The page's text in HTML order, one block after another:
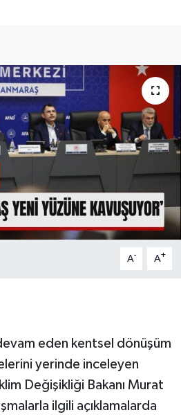
A- A+
eden kentsel dönüşüm
yerinde inceleyen
Değişikliği Bakanı Murat
ilgili açıklamalarda